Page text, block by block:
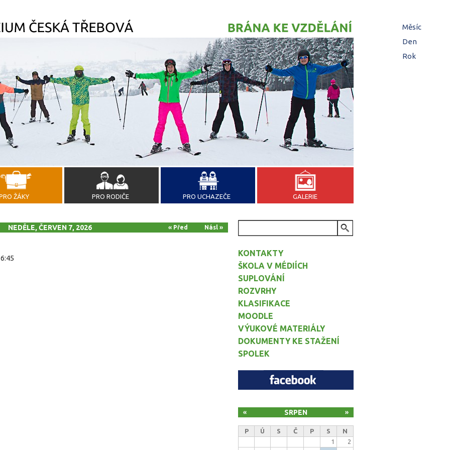
ŽÁKY PRO RODIČE PRO UCHAZEČE GALERIE
NEDĚLE, ČERVEN 7, 2026 « Před Násl »
KONTAKTY
ŠKOLA V MÉDIÍCH
SUPLOVÁNÍ
ROZVRHY
KLASIFIKACE
MOODLE
VÝUKOVÉ MATERIÁLY
DOKUMENTY KE STAŽENÍ
SPOLEK
SRPEN
« »
P Ú S Č P S
N
1
2
Měsíc
Den(aktivní
Rok